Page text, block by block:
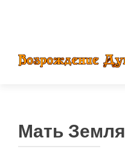
Мать Земля